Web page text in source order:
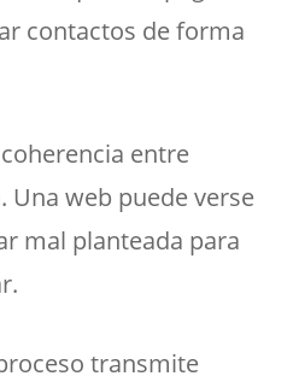
contactos de forma
entre
Una web puede verse
mal planteada para
transmite